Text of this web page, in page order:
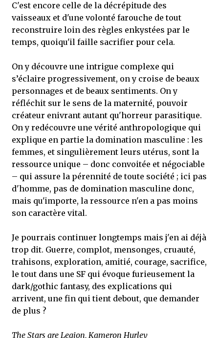
C'est encore celle de la décrépitude des
vaisseaux et d'une volonté farouche de tout
reconstruire loin des règles enkystées par le
temps, quoiqu'il faille sacrifier pour cela.
On y découvre une intrigue complexe qui
s’éclaire progressivement, on y croise de beaux
personnages et de beaux sentiments. On y
réfléchit sur le sens de la maternité, pouvoir
créateur enivrant autant qu'horreur parasitique.
On y redécouvre une vérité anthropologique qui
explique en partie la domination masculine : les
femmes, et singulièrement leurs utérus, sont la
ressource unique – donc convoitée et négociable
– qui assure la pérennité de toute société ; ici pas
d'homme, pas de domination masculine donc,
mais qu'importe, la ressource n'en a pas moins
son caractère vital.
Je pourrais continuer longtemps mais j'en ai déjà
trop dit. Guerre, complot, mensonges, cruauté,
trahisons, exploration, amitié, courage, sacrifice,
le tout dans une SF qui évoque furieusement la
dark/gothic fantasy, des explications qui
arrivent, une fin qui tient debout, que demander
de plus ?
The Stars are Legion, Kameron Hurley